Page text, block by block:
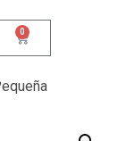
0